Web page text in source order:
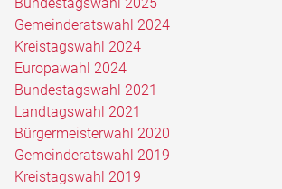
Bundestagswahl 2025
Gemeinderatswahl 2024
Kreistagswahl 2024
Europawahl 2024
Bundestagswahl 2021
Landtagswahl 2021
Bürgermeisterwahl 2020
Gemeinderatswahl 2019
Kreistagswahl 2019